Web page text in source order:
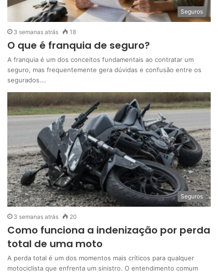
Seguros
3 semanas atrás 18
O que é franquia de seguro?
A franquia é um dos conceitos fundamentais ao contratar um
seguro, mas frequentemente gera dúvidas e confusão entre os
segurados.…
Seguros
3 semanas atrás 20
Como funciona a indenização por perda
total de uma moto
A perda total é um dos momentos mais críticos para qualquer
motociclista que enfrenta um sinistro. O entendimento comum